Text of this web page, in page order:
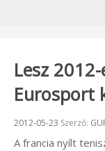
Lesz
Eurosport
Beküldve:
2012-05-23 Szerző:
A francia nyílt